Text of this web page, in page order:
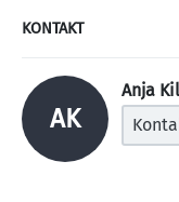
KONTAKT
AK
Anja